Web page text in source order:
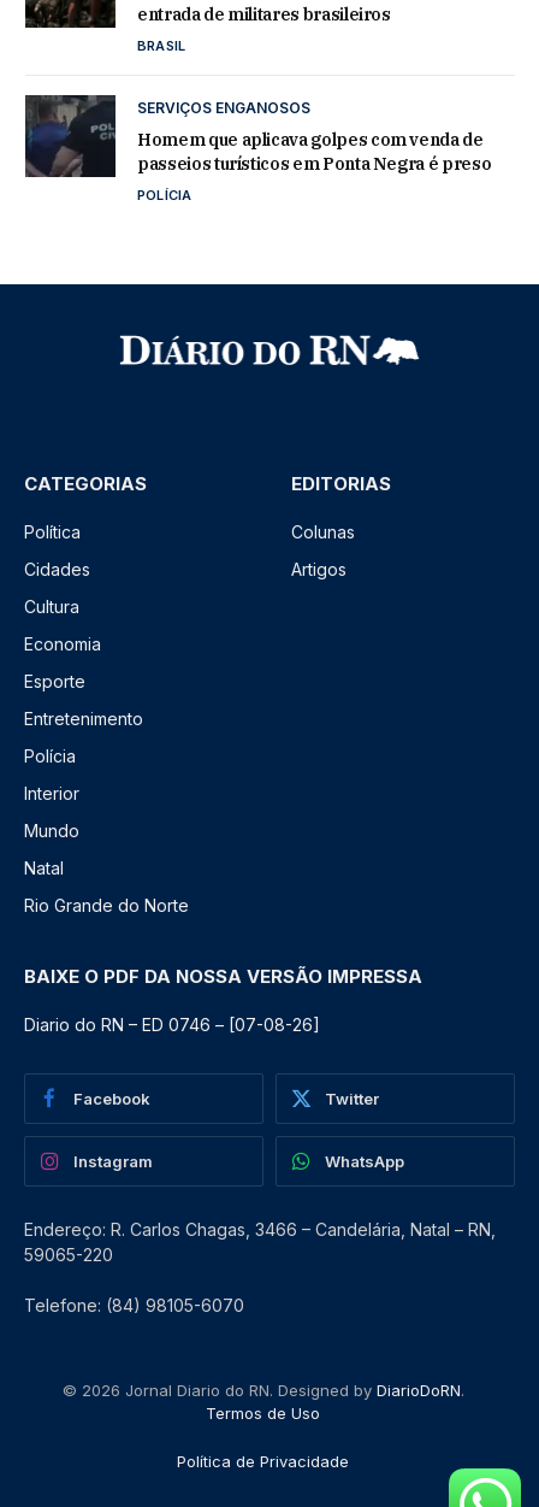
entrada de militares brasileiros
BRASIL
SERVIÇOS ENGANOSOS
Homem que aplicava golpes com venda de
passeios turísticos em Ponta Negra é preso
POLÍCIA
CATEGORIAS
Política
Cidades
Cultura
Economia
Esporte
Entretenimento
Polícia
Interior
Mundo
Natal
Rio Grande do Norte
EDITORIAS
Colunas
Artigos
BAIXE O PDF DA NOSSA VERSÃO IMPRESSA
Diario do RN – ED 0746 – [07-08-26]
Facebook Twitter
Instagram WhatsApp
Endereço: R. Carlos Chagas, 3466 – Candelária, Natal – RN,
59065-220
Telefone: (84) 98105-6070
© 2026 Jornal Diario do RN. Designed by DiarioDoRN.
Termos de Uso
Política de Privacidade